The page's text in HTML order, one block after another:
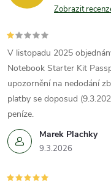
Zobrazit
Marek Plachky
9.3.2026
V listopadu 2025
Notebook Starter Kit
upozornění na nedodání
platby se doposud
peníze.